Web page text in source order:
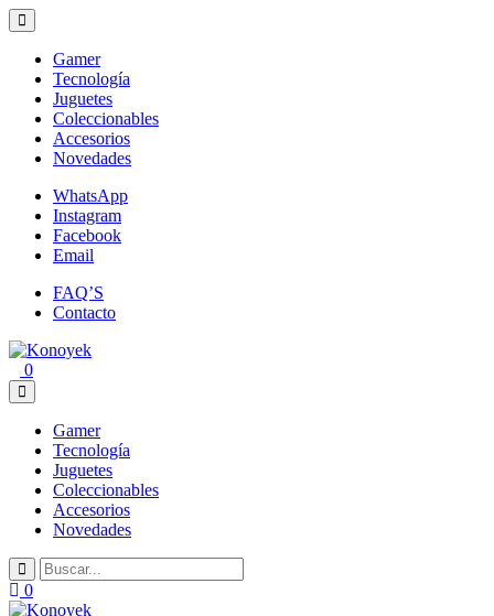
Loading...
Gamer
Tecnología
Juguetes
Coleccionables
Accesorios
Novedades
WhatsApp
Instagram
Facebook
Email
FAQ’S
Contacto
0
Gamer
Tecnología
Juguetes
Coleccionables
Accesorios
Novedades
0